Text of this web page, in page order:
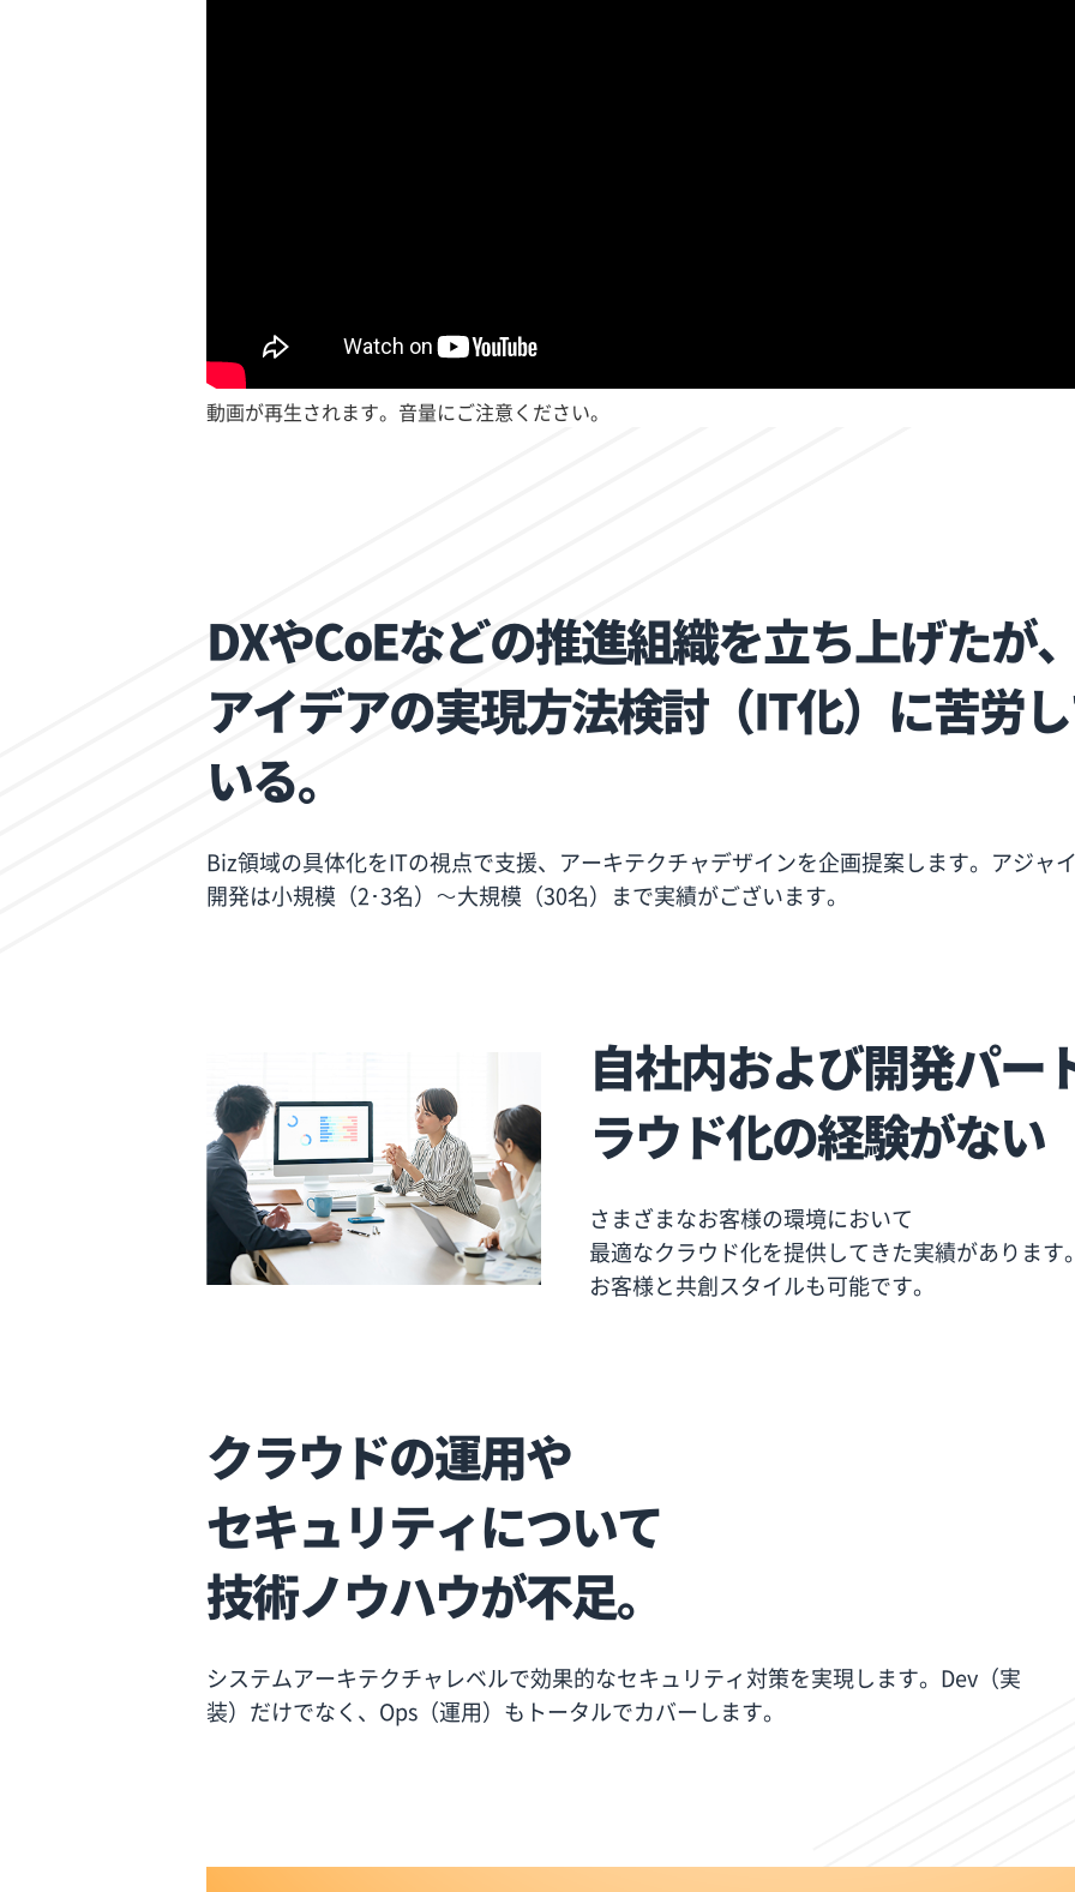
動画が再生されます。音量にご注意ください。
DXやCoEなどの推進組織を立ち上げたが
アイデアの実現方法検討（IT化）に苦労
いる。
Biz領域の具体化をITの視点で支援、アーキテクチャデザインを企画提案します。アジャ
開発は小規模（2･3名）～大規模（30名）まで実績がございます。
自社内および開発パー
ラウド化の経験がない
さまざまなお客様の環境において
最適なクラウド化を提供してきた実績があります
お客様と共創スタイルも可能です。
クラウドの運用や
セキュリティについて
技術ノウハウが不足。
システムアーキテクチャレベルで効果的なセキュリティ対策を実現します。Dev（実
装）だけでなく、Ops（運用）もトータルでカバーします。